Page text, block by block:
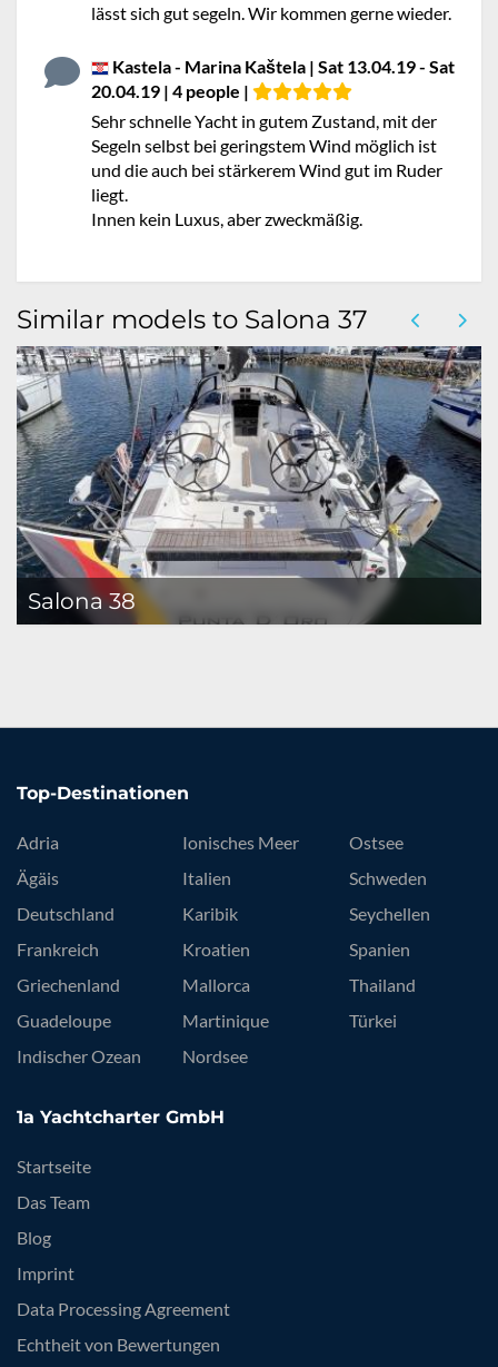
lässt sich gut segeln. Wir kommen gerne wieder.
Kastela - Marina Kaštela | Sat 13.04.19 - Sat
20.04.19 | 4 people |
Sehr schnelle Yacht in gutem Zustand, mit der
Segeln selbst bei geringstem Wind möglich ist
und die auch bei stärkerem Wind gut im Ruder
liegt.
Innen kein Luxus, aber zweckmäßig.
Similar models to Salona 37
Salona 38
Top-Destinationen
Adria
Ägäis
Deutschland
Frankreich
Griechenland
Guadeloupe
Indischer Ozean
Ionisches Meer
Italien
Karibik
Kroatien
Mallorca
Martinique
Nordsee
Ostsee
Schweden
Seychellen
Spanien
Thailand
Türkei
1a Yachtcharter GmbH
Startseite
Das Team
Blog
Imprint
Data Processing Agreement
Echtheit von Bewertungen